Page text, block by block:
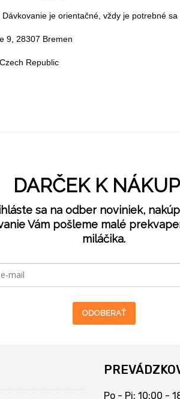
je orientačné, vždy je potrebné
9, 28307 Bremen
Republic
DARČEK K
sa na odber noviniek,
Vám pošleme malé
miláčika.
ODOBERAŤ
Po - Pi: 10:00 -